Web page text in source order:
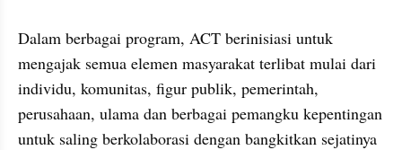
Dalam berbagai program, ACT berinisiasi untuk
mengajak semua elemen masyarakat terlibat mulai dari
individu, komunitas, figur publik, pemerintah,
perusahaan, ulama dan berbagai pemangku kepentingan
untuk saling berkolaborasi dengan bangkitkan sejatinya